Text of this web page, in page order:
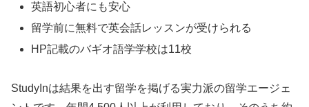
英語初心者にも安心
留学前に無料で英会話レッスンが受けられる
HP記載のバギオ語学学校は11校
StudyInは結果を出す留学を掲げる実力派の留学エージェ